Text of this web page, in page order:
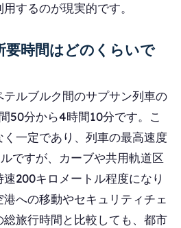
するのが現実的です。
要時間はどのくらいで
ルブルク間のサプサン列車の
50分から4時間10分です。こ
一定であり、列車の最高速度
ですが、カーブや共用軌道区
200キロメートル程度になり
への移動やセキュリティチェ
総旅行時間と比較しても、都市